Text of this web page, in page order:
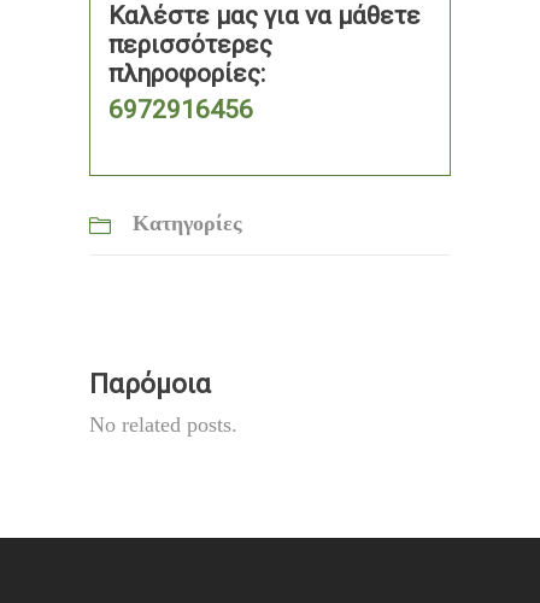
Καλέστε μας για να μάθετε
περισσότερες
πληροφορίες:
6972916456
Κατηγορίες
Παρόμοια
No related posts.